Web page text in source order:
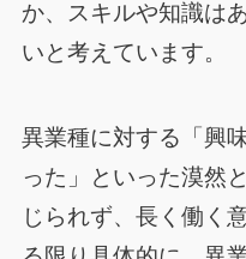
か、スキルや知識は
いと考えています。
異業種に対する「興
った」といった漠然
じられず、長く働く